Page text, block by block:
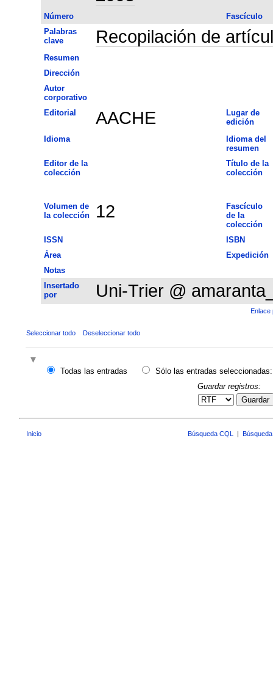
Número
Fascículo
Palabras
clave
Recopilación de
Resumen
Dirección
Autor
corporativo
Editorial
AACHE
Lugar de
edición
Idioma
Idioma del
resumen
Editor de la
colección
Título de la
colección
Volumen de
la colección
12
Fascículo
de la
colección
ISSN
ISBN
Área
Expedición
Notas
Insertado
por
Uni-Trier @
Enlace
Seleccionar todo Deseleccionar todo
Todas las entradas
Sólo las entradas seleccionadas:
Guardar registros:
Guardar
Inicio Búsqueda CQL